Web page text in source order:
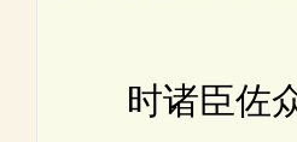
时诸臣佐众